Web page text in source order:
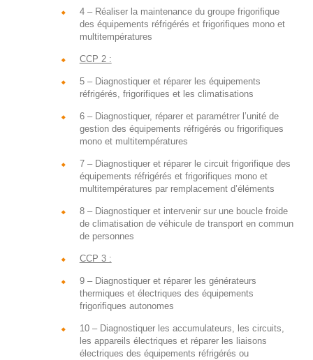
4 – Réaliser la maintenance du groupe frigorifique
des équipements réfrigérés et frigorifiques mono et
multitempératures
CCP 2 :
5 – Diagnostiquer et réparer les équipements
réfrigérés, frigorifiques et les climatisations
6 – Diagnostiquer, réparer et paramétrer l’unité de
gestion des équipements réfrigérés ou frigorifiques
mono et multitempératures
7 – Diagnostiquer et réparer le circuit frigorifique des
équipements réfrigérés et frigorifiques mono et
multitempératures par remplacement d’éléments
8 – Diagnostiquer et intervenir sur une boucle froide
de climatisation de véhicule de transport en commun
de personnes
CCP 3 :
9 – Diagnostiquer et réparer les générateurs
thermiques et électriques des équipements
frigorifiques autonomes
10 – Diagnostiquer les accumulateurs, les circuits,
les appareils électriques et réparer les liaisons
électriques des équipements réfrigérés ou